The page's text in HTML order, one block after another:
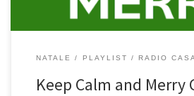
NATALE PLAYLIST RADIO
Keep Calm and Merry